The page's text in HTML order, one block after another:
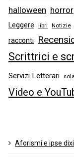
halloween horror
Leggere libri Notizie
racconti
Scrittrici e
Servizi Letterari
Video e
Aforismi e ipse